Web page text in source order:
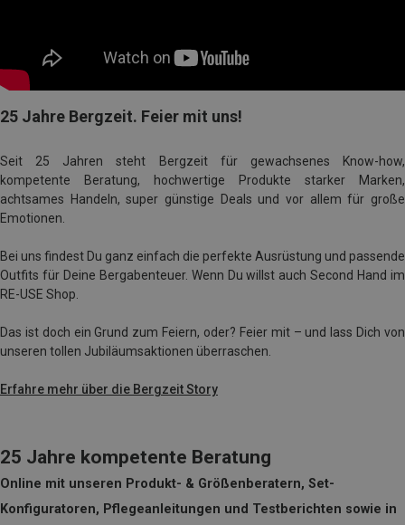
25 Jahre Bergzeit. Feier mit uns!
Seit 25 Jahren steht Bergzeit für gewachsenes Know-how,
kompetente Beratung, hochwertige Produkte starker Marken,
achtsames Handeln, super günstige Deals und vor allem für große
Emotionen.
Bei uns findest Du ganz einfach die perfekte Ausrüstung und passende
Outfits für Deine Bergabenteuer. Wenn Du willst auch Second Hand im
RE-USE Shop.
Das ist doch ein Grund zum Feiern, oder? Feier mit – und lass Dich von
unseren tollen Jubiläumsaktionen überraschen.
Erfahre mehr über die Bergzeit Story
25 Jahre kompetente Beratung
Online mit unseren Produkt- & Größenberatern, Set-
Konfiguratoren, Pflegeanleitungen und Testberichten sowie in